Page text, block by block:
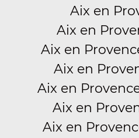
Aix en
Aix en
Aix en
Aix en
Aix en
Aix en
Aix en